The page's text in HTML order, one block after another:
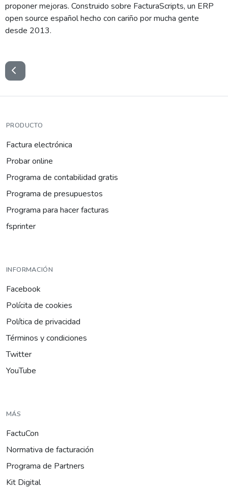
proponer mejoras. Construido sobre FacturaScripts, un ERP
open source español hecho con cariño por mucha gente
desde 2013.
PRODUCTO
Factura electrónica
Probar online
Programa de contabilidad gratis
Programa de presupuestos
Programa para hacer facturas
fsprinter
INFORMACIÓN
Facebook
Polícita de cookies
Política de privacidad
Términos y condiciones
Twitter
YouTube
MÁS
FactuCon
Normativa de facturación
Programa de Partners
Kit Digital